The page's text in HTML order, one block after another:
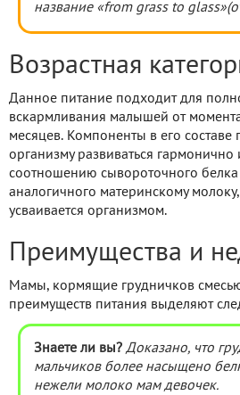
название «from grass to
Возрастная
Данное питание подходит для
вскармливания малышей от
месяцев. Компоненты в его составе
организму развиваться гармонично
соотношению сывороточного
аналогичного материнскому
усваивается организмом.
Преимущества и
Мамы, кормящие грудничков
преимуществ питания выделяют
Знаете ли вы? Доказано, что
мальчиков более насыщено
нежели молоко мам девочек.